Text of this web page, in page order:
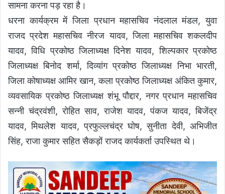
सामना करना पड़ रहा है।
धरना कार्यक्रम में जिला प्रधान महासचिव नंदलाल मंडल, युवा
राजद प्रदेश महासचिव नीरज यादव, जिला महासचिव शकलदीप
यादव, विधि प्रकोष्ठ जिलाध्यक्ष दिनेश यादव, शिल्पकार प्रकोष्ठ
जिलाध्यक्ष बिनोद शर्मा, दिव्यांग प्रकोष्ठ जिलाध्यक्ष निभा भारती,
जिला कोषाध्यक्ष आमिर खान, कला प्रकोष्ठ जिलाध्यक्ष अंकित कुमार,
व्यवसायिक प्रकोष्ठ जिलाध्यक्ष शंभू पौद्दार, नगर प्रधान महासचिव
सन्नी चंद्रवंशी, रोहित साव, राजेश यादव, पंकज यादव, बिजेंद्र
यादव, मिथलेश यादव, प्रफुल्लचंद्र घोष, सुनीता देवी, अभिजीत
सिंह, राजा कुमार सहित सैकड़ों राजद कार्यकर्ता उपस्थित थे।